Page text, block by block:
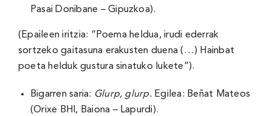
Pasai Donibane – Gipuzkoa).
(Epaileen iritzia: “Poema heldua, irudi ederrak
sortzeko gaitasuna erakusten duena (…) Hainbat
poeta helduk gustura sinatuko lukete”).
Bigarren saria: Glurp, glurp.Egilea: Beñat Mateos
(Orixe BHI, Baiona – Lapurdi).